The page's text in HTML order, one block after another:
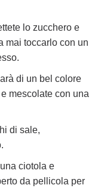
lo zucchero e
mai toccarlo con un
di un bel colore
mescolate con una
di sale,
ciotola e
da pellicola per